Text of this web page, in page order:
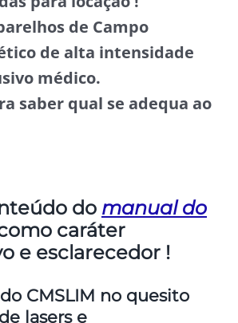
de Campo
de alta intensidade
médico.
saber qual se adequa ao
do manual do
caráter
e esclarecedor !
CMSLIM no quesito
lasers e